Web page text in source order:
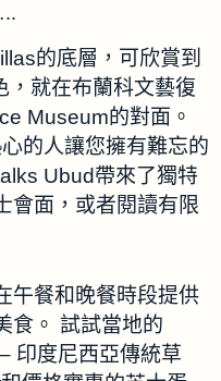
的底層，可欣賞到
就在布蘭科文藝復
Museum的對面。
的人讓您擁有難忘的
Ubud帶來了獨特
面，或者閱讀有限
午餐和晚餐時段提供
食。 試試當地的
印度尼西亞傳統草